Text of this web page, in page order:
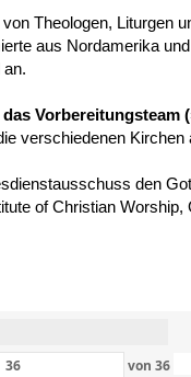
Theologen, Liturgen
aus Nordamerika
an.
Vorbereitungsteam
verschiedenen Kirchen
den
of Christian Worship,
von 36